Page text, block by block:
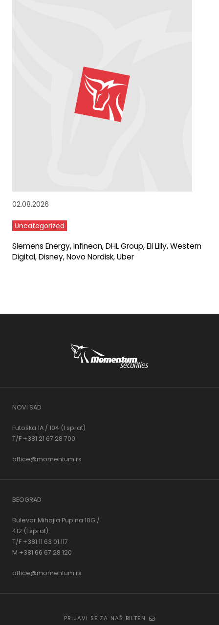
02.08.2026
Uncategorized
Siemens Energy, Infineon, DHL Group, Eli Lilly, Western
Digital, Disney, Novo Nordisk, Uber
NOVI SAD
Futoška 1A / 104 (I sprat)
T/F +381 21 67 28 700
office@momentum.rs
BEOGRAD
Bulevar Mihajla Pupina 10G /
412 (I sprat)
T/F +381 11 63 01 117
M +381 66 67 28 120
office@momentum.rs
PRIJAVI SE ZA NAŠ BILTEN